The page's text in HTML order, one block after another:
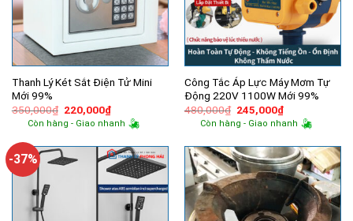
Thanh Lý Két Sắt Điện Tử Mini
Mới 99%
350,000₫ Giá
gốc
là:
220,000₫Giá
hiện
tại
220,000₫.
Còn hàng - Giao nhanh
Công Tắc Áp Lực Máy Mơm Tự
Động 220V 1100W Mới 99%
480,000₫ Giá
gốc
là:
245,000₫Giá
hiện
tại
245,000₫.
Còn hàng - Giao nhanh
-37%